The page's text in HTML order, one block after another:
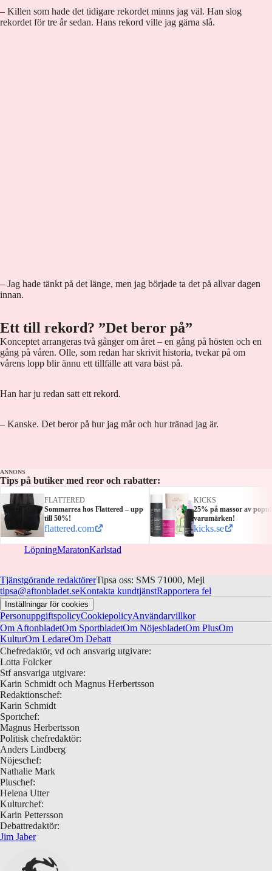
– Killen som hade det tidigare rekordet minns jag väl. Han slog
rekordet för tre år sedan. Hans rekord ville jag gärna slå.
– Jag hade tänkt på det länge, men jag började ta det på allvar dagen
innan.
Ett till rekord? ”Det beror på”
Konceptet arrangeras två gånger om året – en gång på hösten och en
gång på våren. Olle, som redan har skrivit historia, tvekar på om
vårens lopp blir ännu ett tillfälle att vara bäst på.
Han har ju redan satt ett rekord.
– Kanske. Det beror på hur jag mår och hur tränad jag är.
ANNONS
Tips på butiker med reor och rabatter:
FLATTERED
Sommarrea hos Flattered – upp
till 50%!
flattered.com
KICKS
25% på massor av
varumärken!
kicks.se
LöpningMaratonKarlstad
Tjänstgörande redaktörerTipsa oss: SMS 71000, Mejl
tipsa@aftonbladet.seKontakta kundtjänstRapportera fel
Inställningar för cookies
PersonuppgiftspolicyCookiepolicyAnvändarvillkor
Om AftonbladetOm SportbladetOm NöjesbladetOm PlusOm
KulturOm LedareOm Debatt
Chefredaktör, vd och ansvarig utgivare:
Lotta Folcker
Stf ansvariga utgivare:
Karin Schmidt och Magnus Herbertsson
Redaktionschef:
Karin Schmidt
Sportchef:
Magnus Herbertsson
Politisk chefredaktör:
Anders Lindberg
Nöjeschef:
Nathalie Mark
Pluschef:
Helena Utter
Kulturchef:
Karin Pettersson
Debattredaktör:
Jim Jaber